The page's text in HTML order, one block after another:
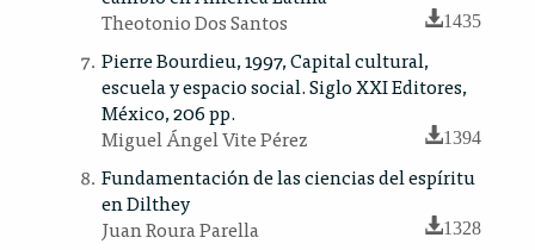
Theotonio Dos Santos
1435
Pierre Bourdieu, 1997, Capital cultural,
escuela y espacio social. Siglo XXI Editores,
México, 206 pp.
Miguel Ángel Vite Pérez
1394
Fundamentación de las ciencias del espíritu
en Dilthey
Juan Roura Parella
1328